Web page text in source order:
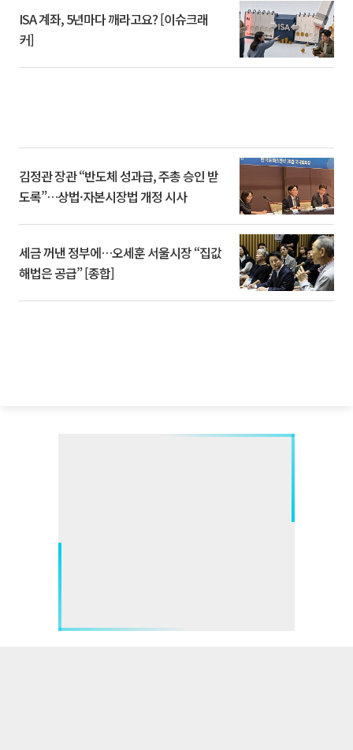
ISA 계좌, 5년마다 깨라고요? [이슈크래
커]
김정관 장관 “반도체 성과급, 주총 승인 받
도록”…상법·자본시장법 개정 시사
세금 꺼낸 정부에…오세훈 서울시장 “집값
해법은 공급” [종합]